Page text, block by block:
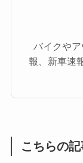
バイクや
報、新車速
こちらの